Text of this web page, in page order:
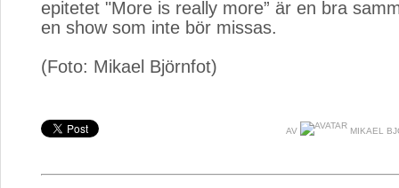
epitetet "More is really more” är en bra
en show som inte bör missas.
(Foto: Mikael Björnfot)
AV MIKAEL